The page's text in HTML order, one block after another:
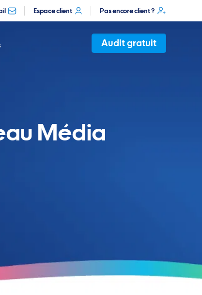
Espace client Pas encore client ?
Audit gratuit
Média